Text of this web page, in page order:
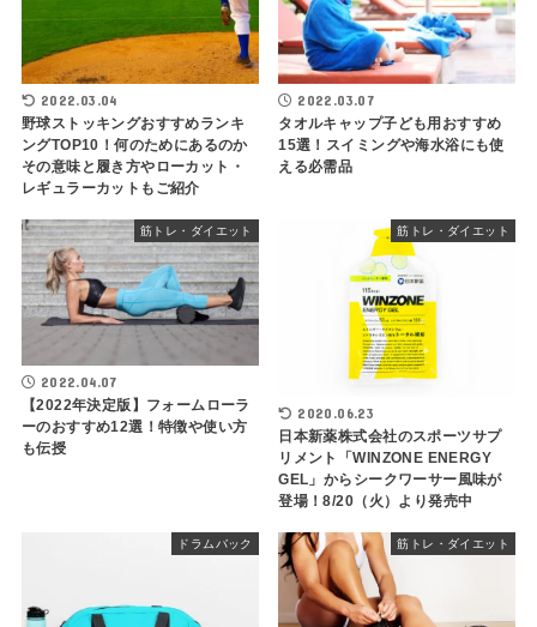
2022.03.04
野球ストッキングおすすめランキ
ングTOP10！何のためにあるのか
その意味と履き方やローカット・
レギュラーカットもご紹介
2022.03.07
タオルキャップ子ども用おすすめ
15選！スイミングや海水浴にも使
える必需品
筋トレ・ダイエット
2022.04.07
【2022年決定版】フォームローラ
ーのおすすめ12選！特徴や使い方
も伝授
筋トレ・ダイエット
2020.06.23
日本新薬株式会社のスポーツサプ
リメント「WINZONE ENERGY
GEL」からシークワーサー風味が
登場！8/20（火）より発売中
ドラムバック 筋トレ・ダイエット